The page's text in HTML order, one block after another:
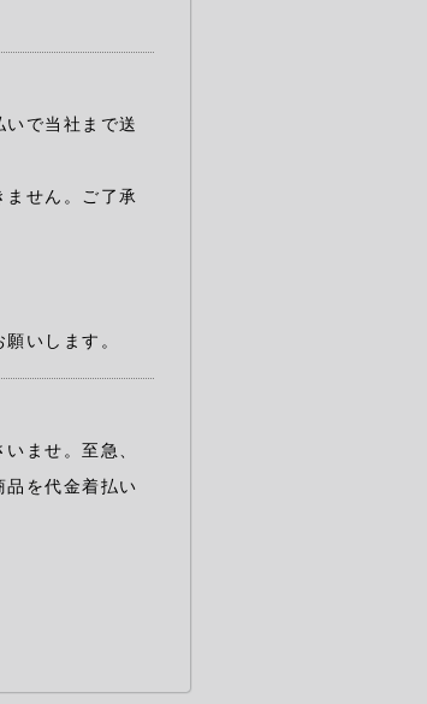
で当社まで送
ません。ご了承
いします。
ませ。至急、
品を代金着払い